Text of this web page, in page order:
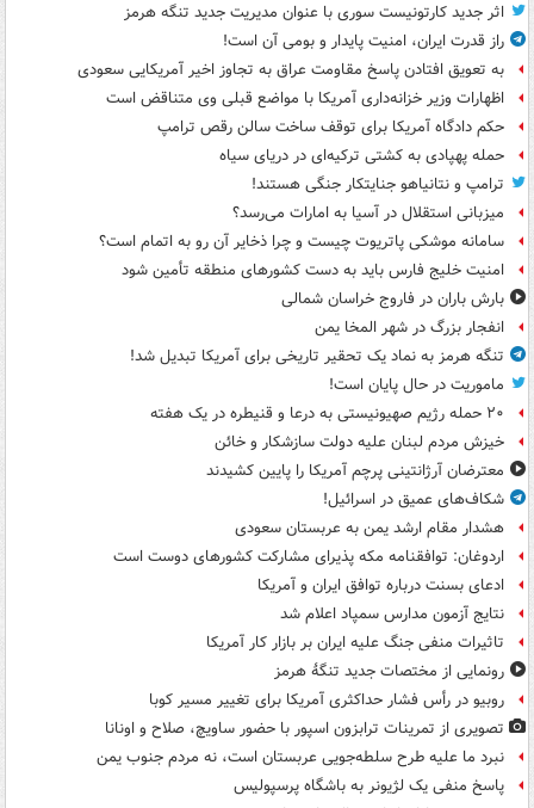
اثر جدید کارتونیست سوری با عنوان مدیریت جدید تنگه هرمز
راز قدرت ایران، امنیت پایدار و بومی آن است!
به تعویق افتادن پاسخ مقاومت عراق به تجاوز اخیر آمریکایی سعودی
اظهارات وزیر خزانه‌داری آمریکا با مواضع قبلی وی متناقض است
حکم دادگاه آمریکا برای توقف ساخت سالن رقص ترامپ
حمله پهپادی به کشتی ترکیه‌ای در دریای سیاه
ترامپ و نتانیاهو جنایتکار جنگی هستند!
میزبانی استقلال در آسیا به امارات می‌رسد؟
سامانه موشکی پاتریوت چیست و چرا ذخایر آن رو به اتمام است؟
امنیت خلیج فارس باید به دست کشورهای منطقه تأمین شود
بارش باران در فاروج خراسان شمالی
انفجار بزرگ در شهر المخا یمن
تنگه هرمز به نماد یک تحقیر تاریخی برای آمریکا تبدیل شد!
ماموریت در حال پایان است!
۲۰ حمله رژیم صهیونیستی به درعا و قنیطره در یک هفته
خیزش مردم لبنان علیه دولت سازشکار و خائن
معترضان آرژانتینی پرچم آمریکا را پایین کشیدند
شکاف‌های عمیق در اسرائیل!
هشدار مقام ارشد یمن به عربستان سعودی
اردوغان: توافقنامه مکه پذیرای مشارکت کشورهای دوست است
ادعای بسنت درباره توافق ایران و آمریکا
نتایج آزمون مدارس سمپاد اعلام شد
تاثیرات منفی جنگ علیه ایران بر بازار کار آمریکا
رونمایی از مختصات جدید تنگۀ هرمز
روبیو در رأس فشار حداکثری آمریکا برای تغییر مسیر کوبا
تصویری از تمرینات ترابزون اسپور با حضور ساویچ، صلاح و اونانا
نبرد ما علیه طرح سلطه‌جویی عربستان است، نه مردم جنوب یمن
پاسخ منفی یک لژیونر به باشگاه پرسپولیس